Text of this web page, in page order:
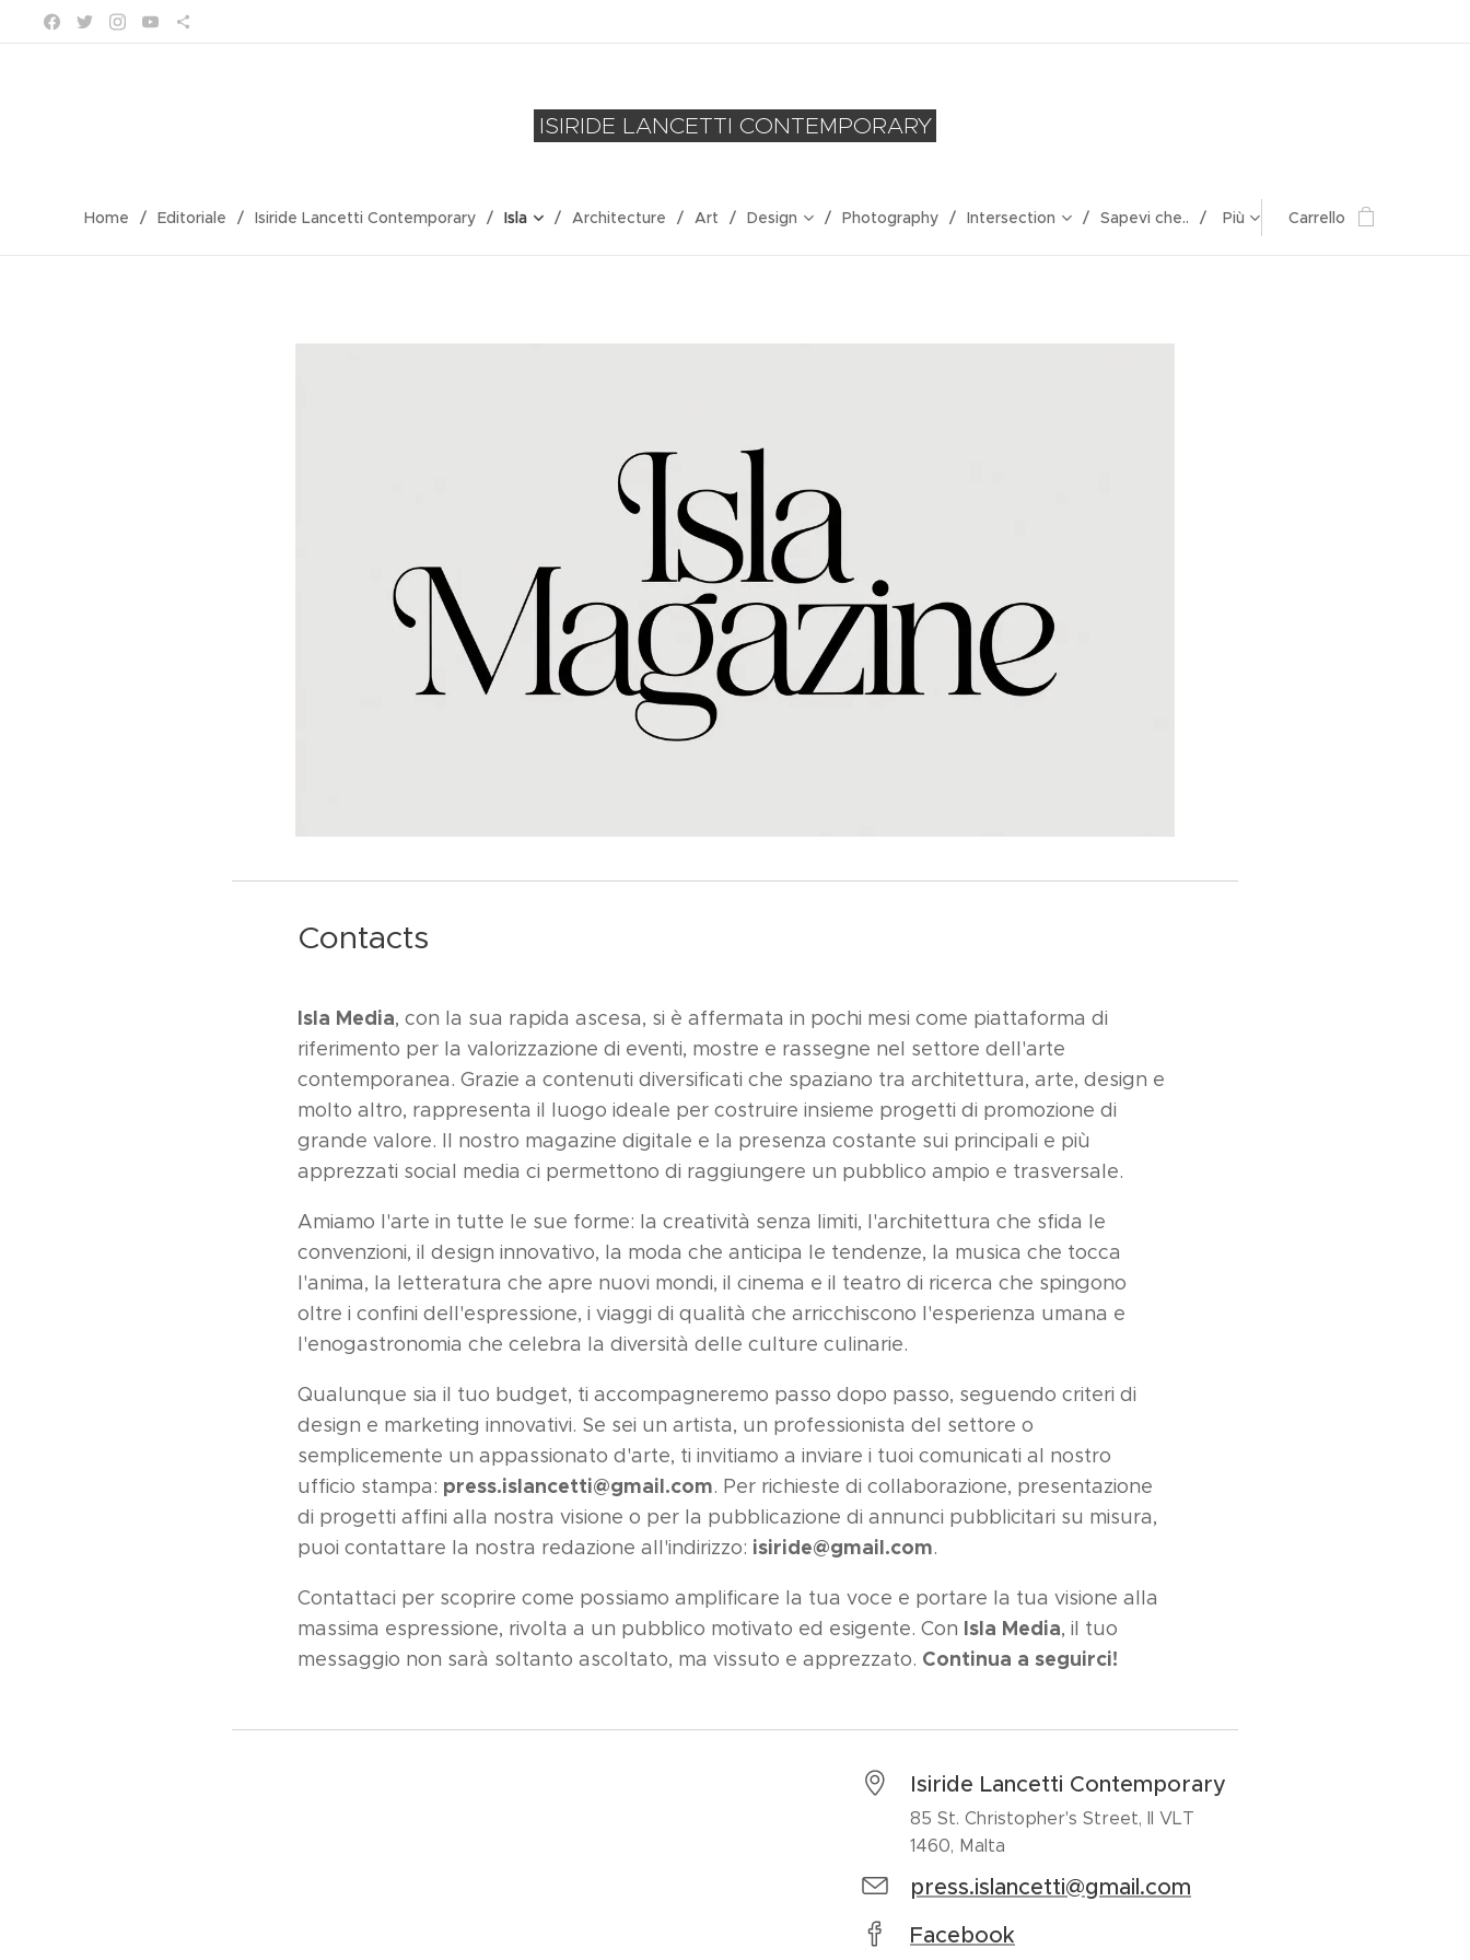
ISIRIDE LANCETTI CONTEMPORARY
Home Editoriale Isiride Lancetti Contemporary Isla Architecture Art Design Photography Intersection Sapevi che.. Più Carrello
Contacts
Isla Media, con la sua rapida ascesa, si è affermata in pochi mesi come piattaforma di
riferimento per la valorizzazione di eventi, mostre e rassegne nel settore dell'arte
contemporanea. Grazie a contenuti diversificati che spaziano tra architettura, arte, design e
molto altro, rappresenta il luogo ideale per costruire insieme progetti di promozione di
grande valore. Il nostro magazine digitale e la presenza costante sui principali e più
apprezzati social media ci permettono di raggiungere un pubblico ampio e trasversale.
Amiamo l'arte in tutte le sue forme: la creatività senza limiti, l'architettura che sfida le
convenzioni, il design innovativo, la moda che anticipa le tendenze, la musica che tocca
l'anima, la letteratura che apre nuovi mondi, il cinema e il teatro di ricerca che spingono
oltre i confini dell'espressione, i viaggi di qualità che arricchiscono l'esperienza umana e
l'enogastronomia che celebra la diversità delle culture culinarie.
Qualunque sia il tuo budget, ti accompagneremo passo dopo passo, seguendo criteri di
design e marketing innovativi. Se sei un artista, un professionista del settore o
semplicemente un appassionato d'arte, ti invitiamo a inviare i tuoi comunicati al nostro
ufficio stampa: press.islancetti@gmail.com. Per richieste di collaborazione, presentazione
di progetti affini alla nostra visione o per la pubblicazione di annunci pubblicitari su misura,
puoi contattare la nostra redazione all'indirizzo: isiride@gmail.com.
Contattaci per scoprire come possiamo amplificare la tua voce e portare la tua visione alla
massima espressione, rivolta a un pubblico motivato ed esigente. Con Isla Media, il tuo
messaggio non sarà soltanto ascoltato, ma vissuto e apprezzato. Continua a seguirci!
Isiride Lancetti Contemporary
85 St. Christopher's Street, Il VLT
1460, Malta
press.islancetti@gmail.com
Facebook